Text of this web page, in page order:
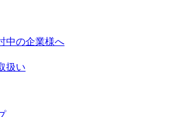
中の企業様へ
扱い